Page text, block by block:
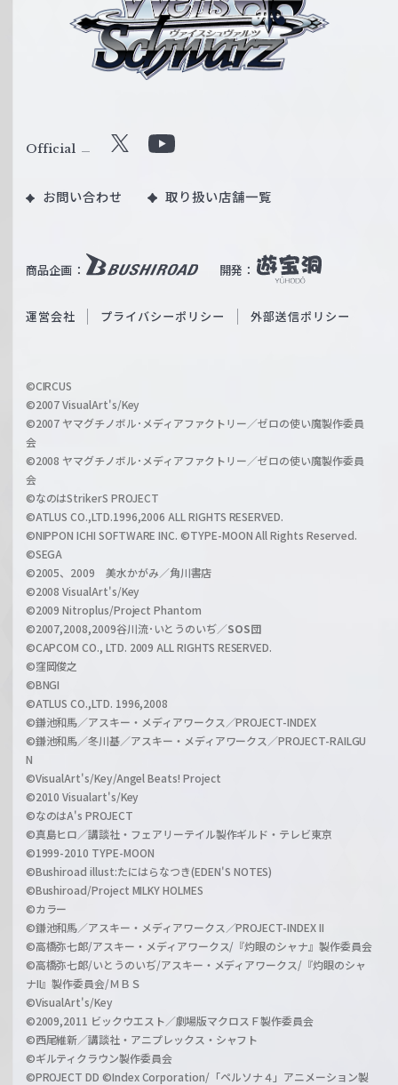
ス
ル
W
ß
c
a
r
z
商品企画： 開発：
Official X
u
b
O
i
l
h
a
n
l
お問い合わせ 取り扱い店舗一覧
運営会社 プライバシーポリシー 外部送信ポリシー
©CIRCUS
©2007 VisualArt's/Key
©2007 ヤマグチノボル･メディアファクトリー／ゼロの使い魔製作委員
会
©2008 ヤマグチノボル･メディアファクトリー／ゼロの使い魔製作委員
会
©なのはStrikerS PROJECT
©ATLUS CO.,LTD.1996,2006 ALL RIGHTS RESERVED.
©NIPPON ICHI SOFTWARE INC. ©TYPE-MOON All Rights Reserved.
©SEGA
©2005、2009 美水かがみ／角川書店
©2008 VisualArt's/Key
©2009 Nitroplus/Project Phantom
©2007,2008,2009谷川流･いとうのいぢ／SOS団
©CAPCOM CO., LTD. 2009 ALL RIGHTS RESERVED.
©窪岡俊之
©BNGI
©ATLUS CO.,LTD. 1996,2008
©鎌池和馬／アスキー・メディアワークス／PROJECT-INDEX
©鎌池和馬／冬川基／アスキー・メディアワークス／PROJECT-RAILGU
N
©VisualArt's/Key/Angel Beats! Project
©2010 Visualart's/Key
©なのはA's PROJECT
©真島ヒロ／講談社・フェアリーテイル製作ギルド・テレビ東京
©1999-2010 TYPE-MOON
©Bushiroad illust:たにはらなつき(EDEN'S NOTES)
©Bushiroad/Project MILKY HOLMES
©カラー
©鎌池和馬／アスキー・メディアワークス／PROJECT-INDEX II
©高橋弥七郎/アスキー・メディアワークス/『灼眼のシャナ』製作委員会
©高橋弥七郎/いとうのいぢ/アスキー・メディアワークス/『灼眼のシャ
ナII』製作委員会/ＭＢＳ
©VisualArt's/Key
©2009,2011 ビックウエスト／劇場版マクロスＦ製作委員会
©西尾維新／講談社・アニプレックス・シャフト
©ギルティクラウン製作委員会
©PROJECT DD ©Index Corporation/「ペルソナ４」アニメーション製